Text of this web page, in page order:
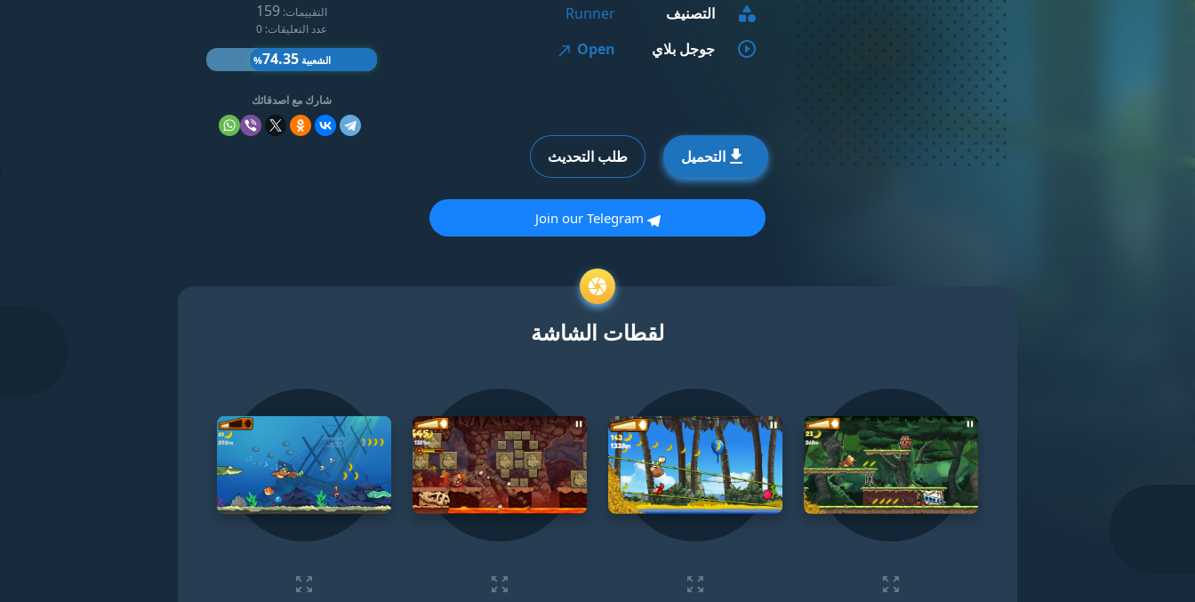
التصنيف
Runner
جوجل بلاي
Open
التقييمات: 159
عدد التعليقات: 0
الشعبية74.35
%
التحميل طلب التحديث
لقطات الشاشة